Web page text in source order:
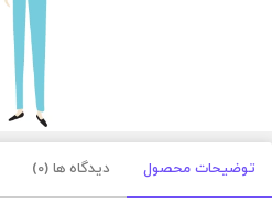
توضیحات محصول دیدگاه ها (0)